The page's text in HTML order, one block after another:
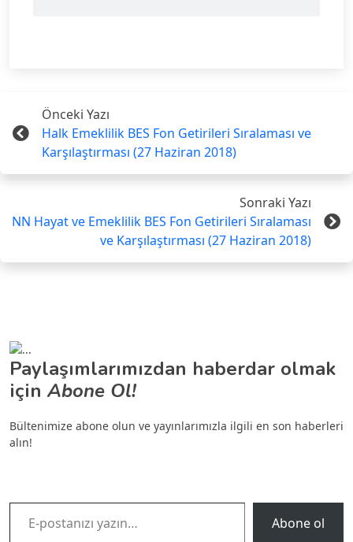
Önceki Yazı
Halk Emeklilik BES Fon Getirileri Sıralaması ve
Karşılaştırması (27 Haziran 2018)
Sonraki Yazı
NN Hayat ve Emeklilik BES Fon Getirileri Sıralaması
ve Karşılaştırması (27 Haziran 2018)
Paylaşımlarımızdan haberdar olmak
için Abone Ol!
Bültenimize abone olun ve yayınlarımızla ilgili en son haberleri
alın!
E-postanızı yazın…
Abone ol